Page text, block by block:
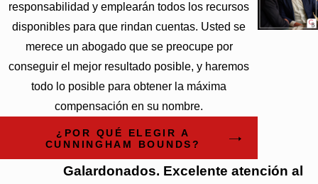
responsabilidad y emplearán todos los recursos
disponibles para que rindan cuentas. Usted se
merece un abogado que se preocupe por
conseguir el mejor resultado posible, y haremos
todo lo posible para obtener la máxima
compensación en su nombre.
¿POR QUÉ ELEGIR A
CUNNINGHAM BOUNDS?
Galardonados. Excelente atención al